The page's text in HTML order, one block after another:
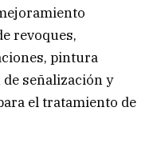
revoques,
pintura
señalización y
el tratamiento de